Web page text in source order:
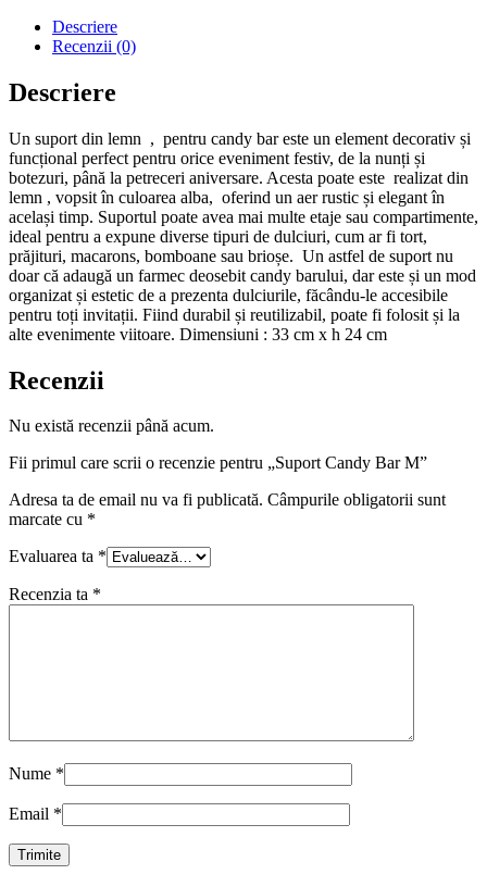
Descriere
Recenzii (0)
Descriere
Un suport din lemn , pentru candy bar este un element decorativ și
funcțional perfect pentru orice eveniment festiv, de la nunți și
botezuri, până la petreceri aniversare. Acesta poate este realizat din
lemn , vopsit în culoarea alba, oferind un aer rustic și elegant în
același timp. Suportul poate avea mai multe etaje sau compartimente,
ideal pentru a expune diverse tipuri de dulciuri, cum ar fi tort,
prăjituri, macarons, bomboane sau brioșe. Un astfel de suport nu
doar că adaugă un farmec deosebit candy barului, dar este și un mod
organizat și estetic de a prezenta dulciurile, făcându-le accesibile
pentru toți invitații. Fiind durabil și reutilizabil, poate fi folosit și la
alte evenimente viitoare. Dimensiuni : 33 cm x h 24 cm
Recenzii
Nu există recenzii până acum.
Fii primul care scrii o recenzie pentru „Suport Candy Bar M”
Adresa ta de email nu va fi publicată. Câmpurile obligatorii sunt
marcate cu *
Evaluarea ta *
Recenzia ta *
Nume *
Email *